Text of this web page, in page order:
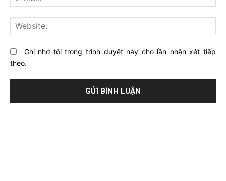
viết
này?
Ghi nhớ tôi trong trình duyệt này cho lần nhận xét tiếp
theo.